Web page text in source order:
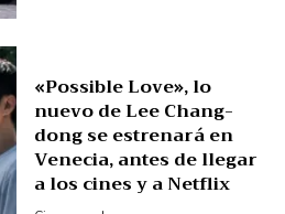
«Possible Love», lo
nuevo de Lee Chang-
dong se estrenará en
Venecia, antes de llegar
a los cines y a Netflix